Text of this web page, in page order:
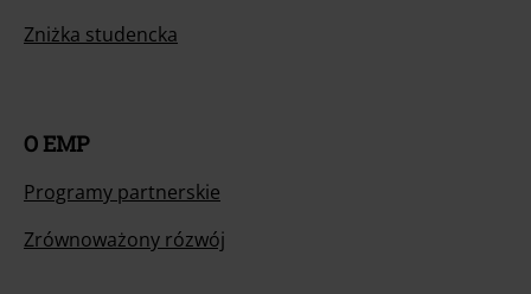
Zniżka studencka
O EMP
Programy partnerskie
Zrównoważony rózwój